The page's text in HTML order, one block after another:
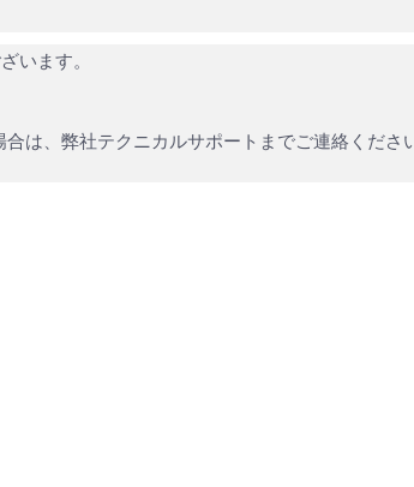
います。
は、弊社テクニカルサポートまでご連絡くださ